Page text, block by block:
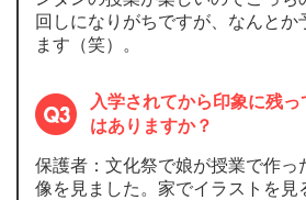
回しになりがちですが、なんとか
ます（笑）。
入学されてから印象に残
はありますか？
保護者：文化祭で娘が授業で作っ
像を見ました。家でイラストを見